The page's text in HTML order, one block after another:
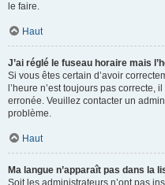
le faire.
Haut
J’ai réglé le fuseau horaire mais
Si vous êtes certain d’avoir
l’heure n’est toujours pas correcte,
erronée. Veuillez contacter un
problème.
Haut
Ma langue n’apparaît pas dans la
Soit les administrateurs n’ont pas